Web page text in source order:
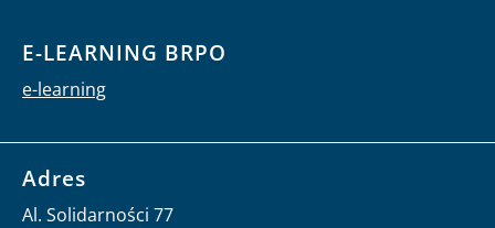
E-LEARNING BRPO
e-learning
Adres
Al. Solidarności 77